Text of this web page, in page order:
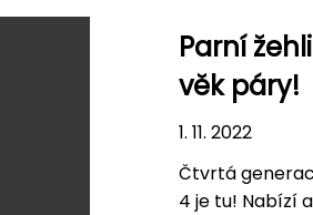
Parní
věk páry!
1. 11. 2022
Čtvrtá
4 je tu! Nabízí